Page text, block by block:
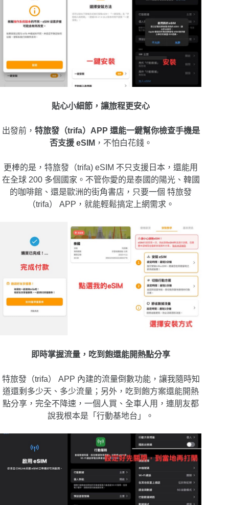
貼心小細節，讓旅程更安心
出發前， 特旅發（trifa）APP 還能一鍵幫你檢查手機是
否支援 eSIM ，不怕白花錢。
更棒的是，特旅發（trifa) eSIM 不只支援日本，還能用
在全球 200 多個國家。不管你愛的是泰國的陽光、韓國
的咖啡館、還是歐洲的街角書店，只要一個 特旅發
（trifa） APP，就能輕鬆搞定上網需求。
即時掌握流量，吃到飽還能開熱點分享
特旅發（trifa） APP 內建的流量倒數功能，讓我隨時知
道還剩多少天、多少流量；另外，吃到飽方案還能開熱
點分享，完全不降速，一個人買、全車人用，連朋友都
說我根本是「行動基地台」。